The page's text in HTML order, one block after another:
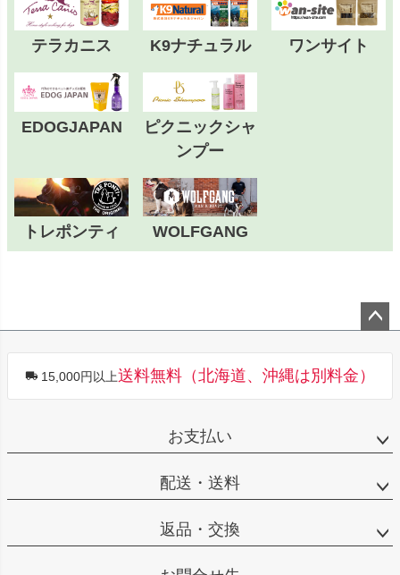
テラカニス K9ナチュラル ワンサイト
EDOGJAPAN
ピクニックシャ
ンプー
トレポンティ WOLFGANG
ップ
へ
15,000円以上送料無料（北海道、沖縄は別料金）
お支払い
配送・送料
返品・交換